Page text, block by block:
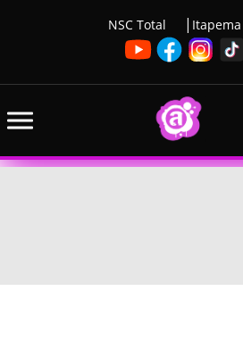
NSC Total Itapema